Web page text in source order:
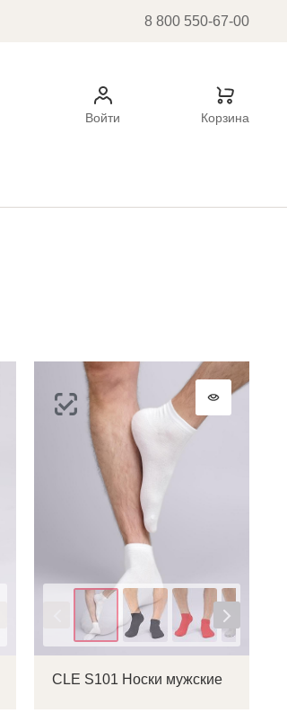
8 800 550-67-00
Войти Корзина
CLE S101 Носки мужские